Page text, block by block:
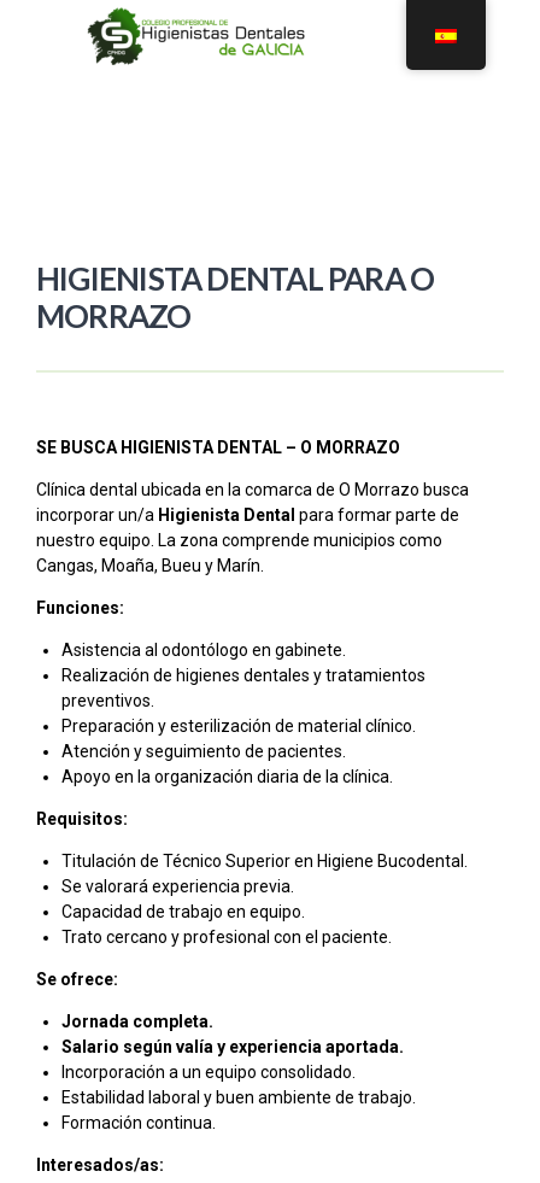
HIGIENISTA DENTAL PARA O
MORRAZO
SE BUSCA HIGIENISTA DENTAL – O MORRAZO
Clínica dental ubicada en la comarca de O Morrazo busca
incorporar un/a Higienista Dental para formar parte de
nuestro equipo. La zona comprende municipios como
Cangas, Moaña, Bueu y Marín.
Funciones:
Asistencia al odontólogo en gabinete.
Realización de higienes dentales y tratamientos
preventivos.
Preparación y esterilización de material clínico.
Atención y seguimiento de pacientes.
Apoyo en la organización diaria de la clínica.
Requisitos:
Titulación de Técnico Superior en Higiene Bucodental.
Se valorará experiencia previa.
Capacidad de trabajo en equipo.
Trato cercano y profesional con el paciente.
Se ofrece:
Jornada completa.
Salario según valía y experiencia aportada.
Incorporación a un equipo consolidado.
Estabilidad laboral y buen ambiente de trabajo.
Formación continua.
Interesados/as: